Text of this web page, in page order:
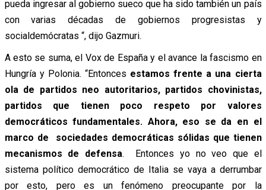
pueda ingresar al gobierno sueco que ha sido también un país
con varias décadas de gobiernos progresistas y
socialdemócratas “, dijo Gazmuri.
A esto se suma, el Vox de España y el avance la fascismo en
Hungría y Polonia. “Entonces estamos frente a una cierta
ola de partidos neo autoritarios, partidos chovinistas,
partidos que tienen poco respeto por valores
democráticos fundamentales. Ahora, eso se da en el
marco de sociedades democráticas sólidas que tienen
mecanismos de defensa. Entonces yo no veo que el
sistema político democrático de Italia se vaya a derrumbar
por esto, pero es un fenómeno preocupante por la